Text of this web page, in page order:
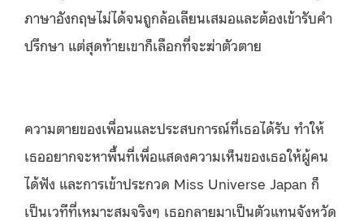
ภาษาอังกฤษไม่ได้จนถูกล้อเลียนเสมอและต้องเข้ารับคำ
ปรึกษา แต่สุดท้ายเขาก็เลือกที่จะฆ่าตัวตาย
ความตายของเพื่อนและประสบการณ์ที่เธอได้รับ ทำให้
เธออยากจะหาพื้นที่เพื่อแสดงความเห็นของเธอให้ผู้คน
ได้ฟัง และการเข้าประกวด Miss Universe Japan ก็
เป็นเวทีที่เหมาะสมจริงๆ เธอกลายมาเป็นตัวแทนจังหวัด